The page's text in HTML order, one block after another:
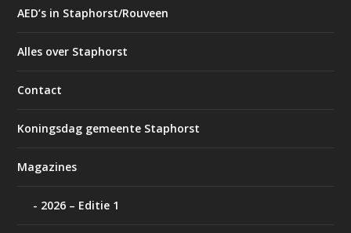
AED’s in Staphorst/Rouveen
Alles over Staphorst
Contact
Koningsdag gemeente Staphorst
Magazines
2026 – Editie 1